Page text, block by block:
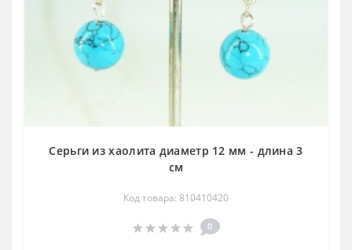
Серьги из хаолита диаметр 12 мм - длина 3
см
Код товара: 810410420
0